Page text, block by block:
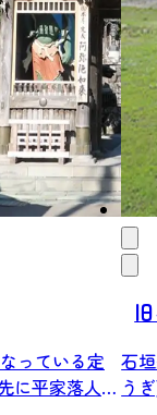
っている定
に平家落人
石
う